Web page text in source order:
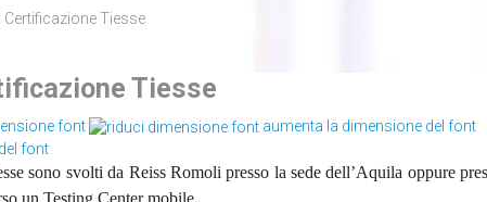
Certificazione Tiesse
Tiesse
font aumenta la dimensione del font
sono svolti da Reiss Romoli presso la sede dell’Aquila oppure
un Testing Center mobile.